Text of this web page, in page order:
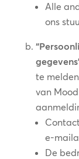
Alle
ons
te
van
e-
De